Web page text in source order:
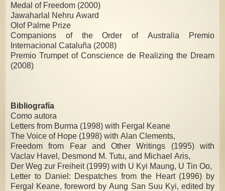
Medal of Freedom (2000)
Jawaharlal Nehru Award
Olof Palme Prize
Companions of the Order of Australia Premio
Internacional Cataluña (2008)
Premio Trumpet of Conscience de Realizing the Dream
(2008)
Bibliografía
Como autora
Letters from Burma (1998) with Fergal Keane
The Voice of Hope (1998) with Alan Clements,
Freedom from Fear and Other Writings (1995) with
Vaclav Havel, Desmond M. Tutu, and Michael Aris,
Der Weg zur Freiheit (1999) with U Kyi Maung, U Tin Oo,
Letter to Daniel: Despatches from the Heart (1996) by
Fergal Keane, foreword by Aung San Suu Kyi, edited by